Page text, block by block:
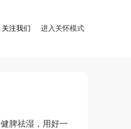
关注我们 进入关怀模式
健脾祛湿，用好一